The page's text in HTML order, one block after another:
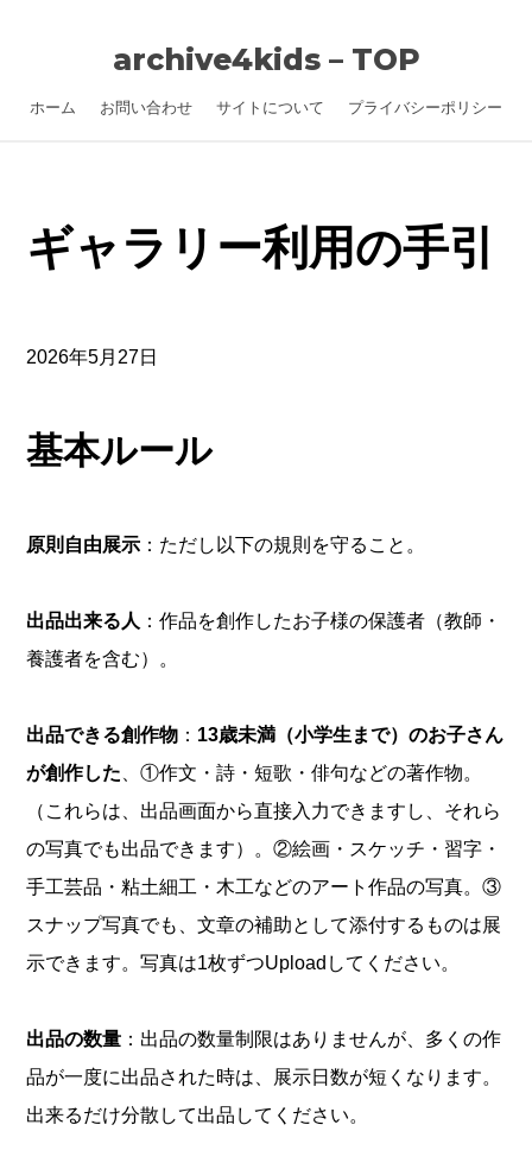
archive4kids – TOP
ホーム お問い合わせ サイトについて プライバシーポリシー
ギャラリー利用の手引
2026年5月27日
基本ルール
原則自由展示 ：ただし以下の規則を守ること。
出品出来る人 ：作品を創作したお子様の保護者（教師・
養護者を含む）。
出品できる創作物 ： 13歳未満（小学生まで）のお子さん
が創作した 、①作文・詩・短歌・俳句などの著作物。
（これらは、出品画面から直接入力できますし、それら
の写真でも出品できます）。②絵画・スケッチ・習字・
手工芸品・粘土細工・木工などのアート作品の写真。③
スナップ写真でも、文章の補助として添付するものは展
示できます。写真は1枚ずつUploadしてください。
出品の数量 ：出品の数量制限はありませんが、多くの作
品が一度に出品された時は、展示日数が短くなります。
出来るだけ分散して出品してください。